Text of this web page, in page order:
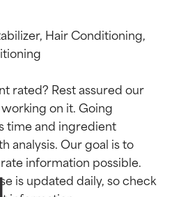
Hair Conditioning,
rated? Rest assured our
on it. Going
time and ingredient
analysis. Our goal is to
information possible.
is updated daily, so check
der
der